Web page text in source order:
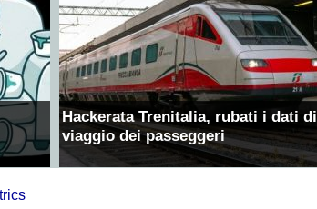
Hackerata Trenitalia, rubati i dati di
viaggio dei passeggeri